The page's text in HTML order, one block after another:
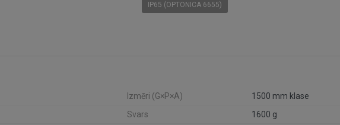
IP65 (OPTONICA 6655)
Izmēri (G×P×A)
1500 mm klase
Svars
1600 g